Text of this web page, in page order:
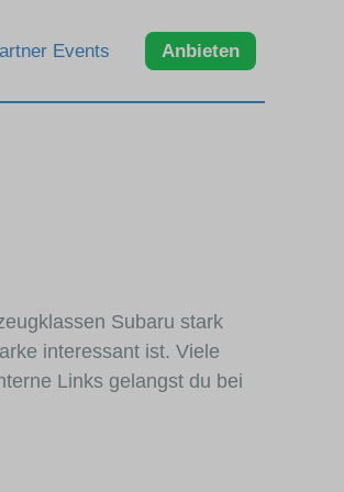
Events Anbieten
Subaru stark
interessant ist. Viele
Links gelangst du bei